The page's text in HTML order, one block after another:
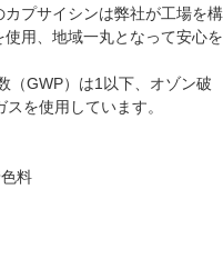
カプサイシンは弊社が工場を構
用、地域一丸となって安心を
（GWP）は1以下、オゾン破
を使用しています。
料